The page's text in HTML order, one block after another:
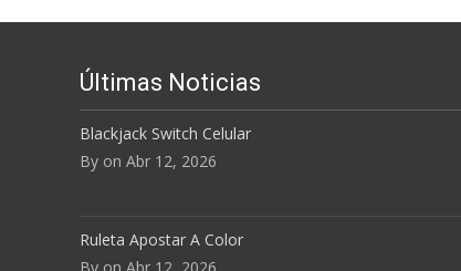
Últimas Noticias
Blackjack Switch Celular
By on Abr 12, 2026
Ruleta Apostar A Color